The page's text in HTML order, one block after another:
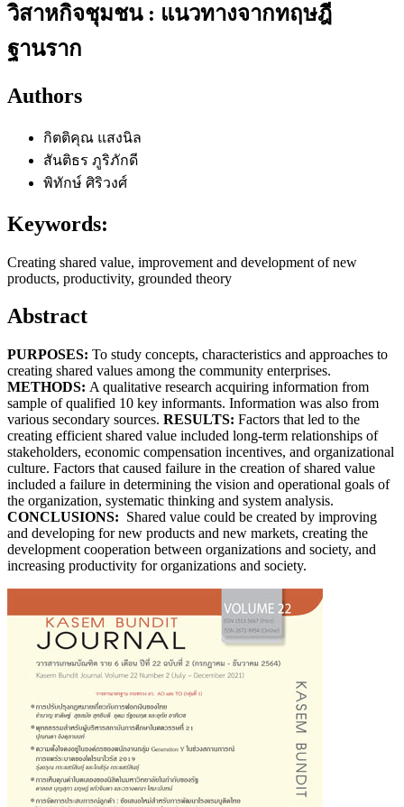
วิสาหกิจชุมชน : แนวทางจากทฤษฎี
ฐานราก
Authors
กิตติคุณ แสงนิล
สันติธร ภูริภักดี
พิทักษ์ ศิริวงศ์
Keywords:
Creating shared value, improvement and development of new
products, productivity, grounded theory
Abstract
PURPOSES: To study concepts, characteristics and approaches to
creating shared values among the community enterprises.
METHODS: A qualitative research acquiring information from
sample of qualified 10 key informants. Information was also from
various secondary sources. RESULTS: Factors that led to the
creating efficient shared value included long-term relationships of
stakeholders, economic compensation incentives, and organizational
culture. Factors that caused failure in the creation of shared value
included a failure in determining the vision and operational goals of
the organization, systematic thinking and system analysis.
CONCLUSIONS: Shared value could be created by improving
and developing for new products and new markets, creating the
development cooperation between organizations and society, and
increasing productivity for organizations and society.